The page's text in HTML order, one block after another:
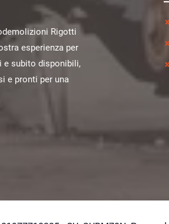
Rigotti
esperienza per
e subito disponibili,
e pronti per una